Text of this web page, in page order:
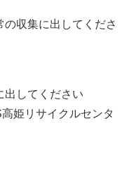
収集に出してくださ
してください
姫リサイクルセンタ